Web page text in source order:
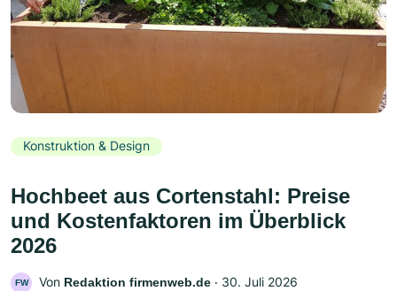
Konstruktion & Design
Hochbeet aus Cortenstahl: Preise
und Kostenfaktoren im Überblick
2026
FW Von Redaktion firmenweb.de ‧ 30. Juli 2026